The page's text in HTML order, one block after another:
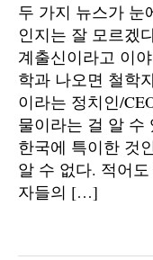
두 가지 뉴스가 눈
인지는 잘 모르겠
계출신이라고 이
학과 나오면 철학
이라는 정치인/
물이라는 걸 알 수
한국에 특이한 것
알 수 없다. 적어
자들의 […]